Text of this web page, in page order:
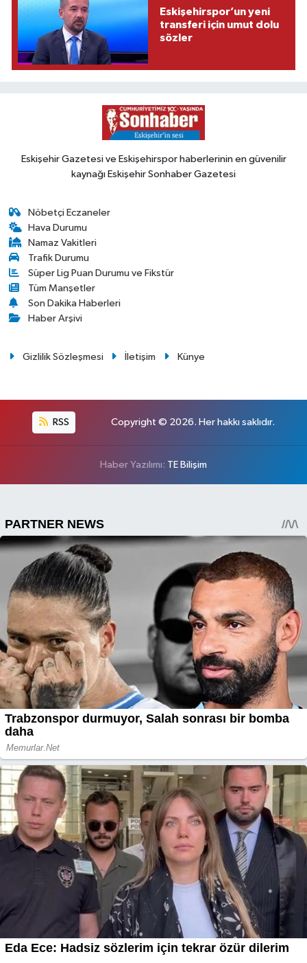
Eskişehirspor’un yeni
transferi için umut dolu
sözler
Eskişehir Gazetesi ve Eskişehirspor haberlerinin en güvenilir
kaynağı Eskişehir Sonhaber Gazetesi
Nöbetçi Eczaneler
Hava Durumu
Namaz Vakitleri
Trafik Durumu
Süper Lig Puan Durumu ve Fikstür
Tüm Manşetler
Son Dakika Haberleri
Haber Arşivi
Gizlilik Sözleşmesi İletişim Künye
RSS Copyright © 2026. Her hakkı saklıdır.
Haber Yazılımı: TE Bilişim